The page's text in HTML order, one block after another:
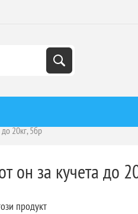
20кг, 5бр
он за кучета до
продукт